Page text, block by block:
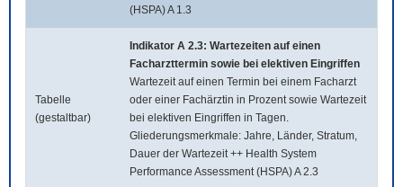
(HSPA) A 1.3
Tabelle
(gestaltbar)
Indikator A 2.3: Wartezeiten auf einen
Facharzttermin sowie bei elektiven Eingriffen
Wartezeit auf einen Termin bei einem Facharzt
oder einer Fachärztin in Prozent sowie Wartezeit
bei elektiven Eingriffen in Tagen.
Gliederungsmerkmale: Jahre, Länder, Stratum,
Dauer der Wartezeit ++ Health System
Performance Assessment (HSPA) A 2.3